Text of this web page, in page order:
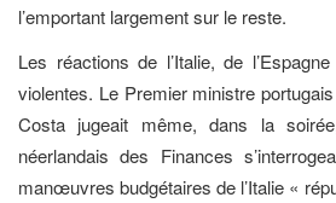
l’emportant largement sur le reste.
Les réactions de l’Italie, de
violentes. Le Premier ministre
Costa jugeait même, dans la
néerlandais des Finances
manœuvres budgétaires de l’Italie «